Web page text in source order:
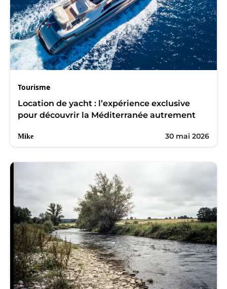
Tourisme
Location de yacht : l’expérience exclusive
pour découvrir la Méditerranée autrement
Mike 30 mai 2026